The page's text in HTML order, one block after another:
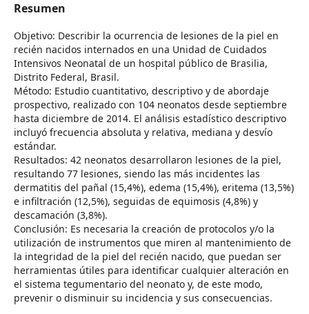
Resumen
Objetivo: Describir la ocurrencia de lesiones de la piel en
recién nacidos internados en una Unidad de Cuidados
Intensivos Neonatal de un hospital público de Brasilia,
Distrito Federal, Brasil.
Método: Estudio cuantitativo, descriptivo y de abordaje
prospectivo, realizado con 104 neonatos desde septiembre
hasta diciembre de 2014. El análisis estadístico descriptivo
incluyó frecuencia absoluta y relativa, mediana y desvío
estándar.
Resultados: 42 neonatos desarrollaron lesiones de la piel,
resultando 77 lesiones, siendo las más incidentes las
dermatitis del pañal (15,4%), edema (15,4%), eritema (13,5%)
e infiltración (12,5%), seguidas de equimosis (4,8%) y
descamación (3,8%).
Conclusión: Es necesaria la creación de protocolos y/o la
utilización de instrumentos que miren al mantenimiento de
la integridad de la piel del recién nacido, que puedan ser
herramientas útiles para identificar cualquier alteración en
el sistema tegumentario del neonato y, de este modo,
prevenir o disminuir su incidencia y sus consecuencias.